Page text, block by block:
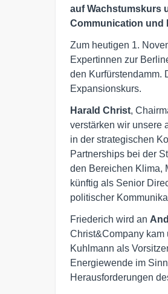
auf Wachstumskurs
Communication und
Zum heutigen 1.
Expertinnen zur
den Kurfürstendamm.
Expansionskurs.
Harald Christ,
verstärken wir unsere
in der strategischen
Partnerships bei der
den Bereichen Klima,
künftig als Senior
politischer
Friederich wird an
Christ&Company kam
Kuhlmann als
Energiewende im
Herausforderungen